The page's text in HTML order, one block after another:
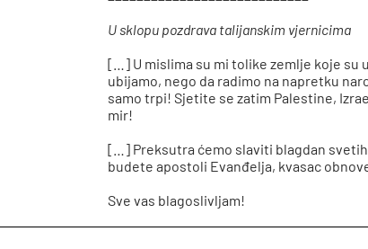
U sklopu pozdrava talijanskim vjernicima
[…] U mislima su mi tolike zemlje koje su
ubijamo, nego da radimo na napretku
samo trpi! Sjetite se zatim Palestine,
mir!
[…] Preksutra ćemo slaviti blagdan
budete apostoli Evanđelja, kvasac
Sve vas blagoslivljam!